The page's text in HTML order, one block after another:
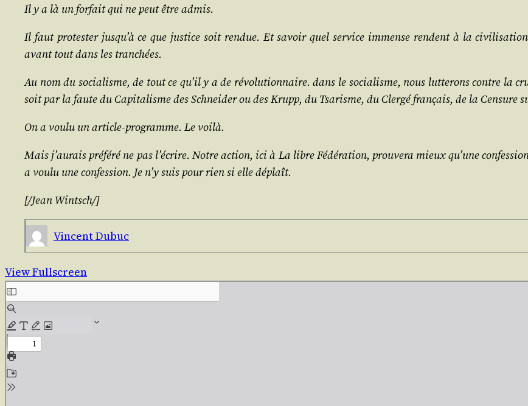
Il y a là un for­fait qui ne peut être admis.
Il faut pro­tes­ter jus­qu’à ce que jus­tice soit ren­due. Et savoir quel ser­vice immense rendent à la
avant tout dans les tranchées.
Au nom du socia­lisme, de tout ce qu’il y a de révo­lu­tion­naire. dans le socia­lisme, nous lut­te­rons contre la
soit par la faute du Capi­ta­lisme des Schnei­der ou des Krupp, du Tsa­risme, du Cler­gé fran­çais, de la Cen­sure
On a vou­lu un article-pro­gramme. Le voilà.
Mais j’au­rais pré­fé­ré ne pas l’é­crire. Notre action, ici à La libre Fédé­ra­tion, prou­ve­ra mieux qu’une
a vou­lu une confes­sion. Je n’y suis pour rien si elle déplaît.
[/​Jean Wintsch/​]
Vincent Dubuc
View Fullscreen